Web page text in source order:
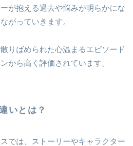
が抱える過去や悩みが明らかにな
がっていきます。
りばめられた心温まるエピソード
から高く評価されています。
いとは？
では、ストーリーやキャラクター